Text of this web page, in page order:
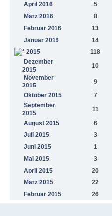
April 2016
5
März 2016
8
Februar 2016
13
Januar 2016
14
2015
118
Dezember
2015
10
November
2015
9
Oktober 2015
7
September
2015
11
August 2015
6
Juli 2015
3
Juni 2015
1
Mai 2015
3
April 2015
20
März 2015
22
Februar 2015
26